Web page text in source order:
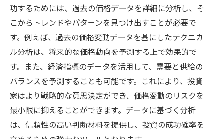
功するためには、過去の価格データを詳細に分析し、そ
こからトレンドやパターンを見つけ出すことが必要で
す。例えば、過去の価格変動データを基にしたテクニカ
ル分析は、将来的な価格動向を予測する上で効果的で
す。また、経済指標のデータを活用して、需要と供給の
バランスを予測することも可能です。これにより、投資
家はより戦略的な意思決定ができ、価格変動のリスクを
最小限に抑えることができます。データに基づく分析
は、信頼性の高い判断材料を提供し、投資の成功確率を